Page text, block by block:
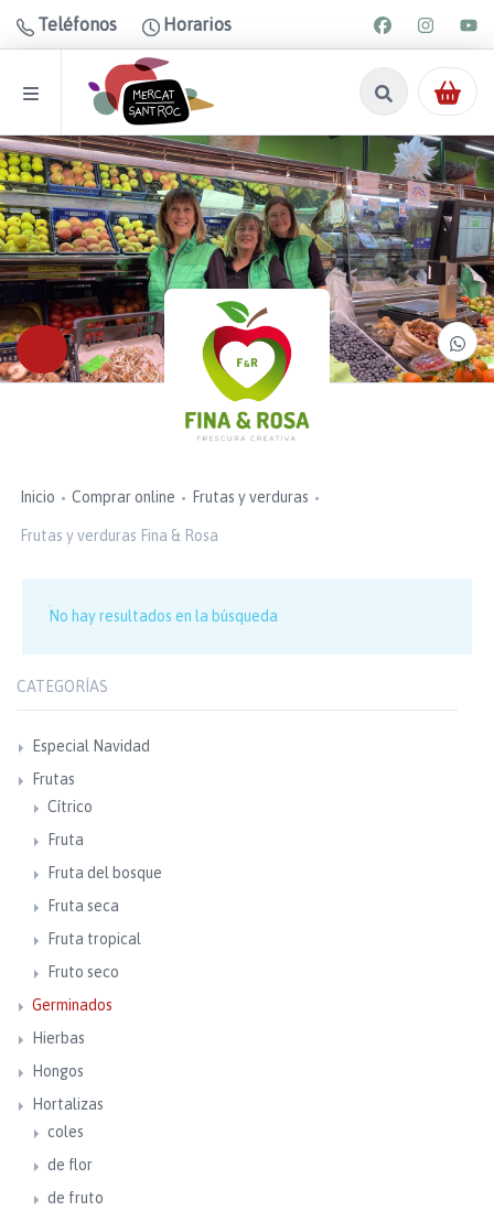
Teléfonos Horarios
Inicio Comprar online Frutas y verduras
Frutas y verduras Fina & Rosa
No hay resultados en la búsqueda
CATEGORÍAS
Especial Navidad
Frutas
Cítrico
Fruta
Fruta del bosque
Fruta seca
Fruta tropical
Fruto seco
Germinados
Hierbas
Hongos
Hortalizas
coles
de flor
de fruto